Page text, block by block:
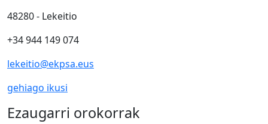
48280 - Lekeitio
+34 944 149 074
lekeitio@ekpsa.eus
gehiago ikusi
Ezaugarri orokorrak